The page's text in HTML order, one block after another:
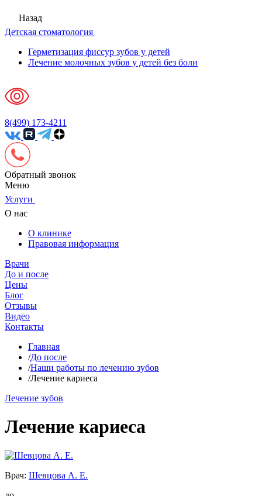
Назад
Детская стоматология
Герметизация фиссур зубов у детей
Лечение молочных зубов у детей без боли
8(499) 173-4211
Обратный звонок
Меню
Услуги
О нас
О клинике
Правовая информация
Врачи
До и после
Цены
Блог
Отзывы
Видео
Контакты
Главная
/До после
/Наши работы по лечению зубов
/Лечение кариеса
Лечение зубов
Лечение кариеса
Врач: Шевцова А. Е.